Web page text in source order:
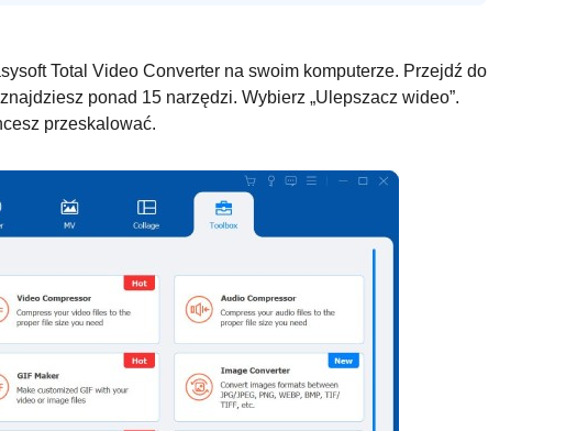
Total Video Converter na swoim komputerze. Przejdź do
ponad 15 narzędzi. Wybierz „Ulepszacz wideo”.
przeskalować.